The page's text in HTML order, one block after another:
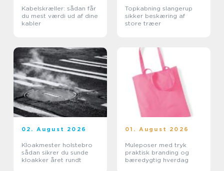
Kabelskræller: sådan får
du mest værdi ud af dine
kabler
Topkabning slangerup
sikker beskæring af
store træer
02. August 2026
Kloakmester holstebro
sådan sikrer du sunde
kloakker året rundt
01. August 2026
Muleposer med tryk
praktisk branding og
bæredygtig hverdag